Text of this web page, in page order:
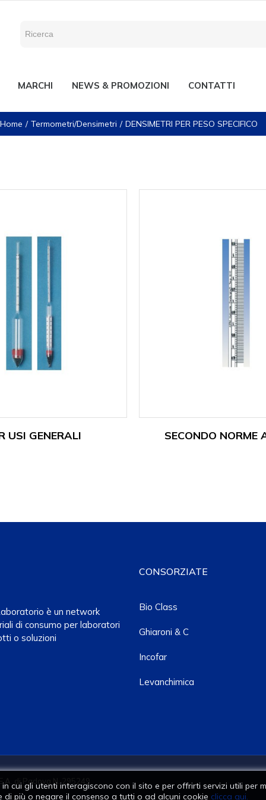
MARCHI NEWS & PROMOZIONI CONTATTI
Home Termometri/Densimetri DENSIMETRI PER PESO SPECIFICO
USI GENERALI SECONDO NORME
è un network
di consumo per laboratori
o soluzioni
CONSORZIATE
Bio Class
Ghiaroni & C
Incofar
Levanchimica
cui gli utenti interagiscono con il sito e per offrirti servizi utili per
di più o negare il consenso a tutti o ad alcuni cookie clicca qui.
di Padova N. 295249